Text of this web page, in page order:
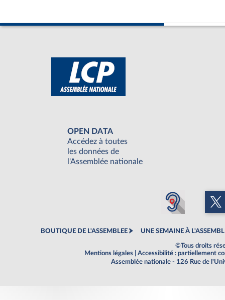
OPEN DATA
Accédez à toutes
les données de
l'Assemblée nationale
BOUTIQUE DE L'ASSEMBLEE UNE SEMAINE À
©Tous droits
Mentions légales
Accessibilité : partiellement
Assemblée nationale - 126 Rue de